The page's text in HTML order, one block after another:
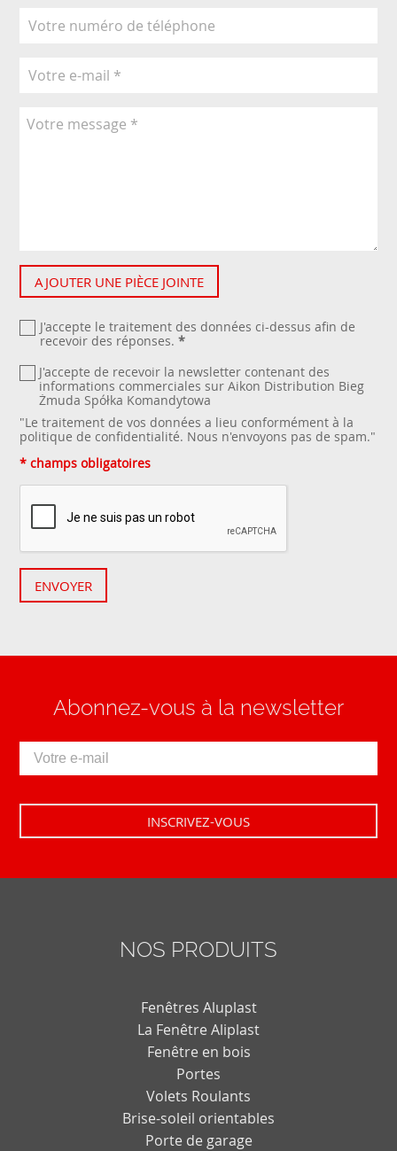
AJOUTER UNE PIÈCE JOINTE
J'accepte le traitement des données ci-dessus afin de
recevoir des réponses. *
J'accepte de recevoir la newsletter contenant des
informations commerciales sur Aikon Distribution Bieg
Żmuda Spółka Komandytowa
"Le traitement de vos données a lieu conformément à la
politique de confidentialité. Nous n'envoyons pas de spam."
* champs obligatoires
ENVOYER
Abonnez-vous à la newsletter
NOS PRODUITS
Fenêtres Aluplast
La Fenêtre Aliplast
Fenêtre en bois
Portes
Volets Roulants
Brise-soleil orientables
Porte de garage